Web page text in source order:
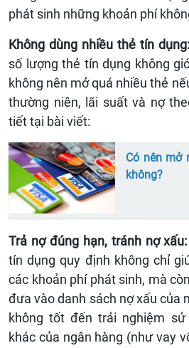
phát sinh những khoản phí
Không dùng nhiều thẻ tín dụng:
số lượng thẻ tín dụng không
không nên mở quá nhiều thẻ
thường niên, lãi suất và nợ
tiết tại bài viết:
Có nên mở
không?
Trả nợ đúng hạn, tránh nợ
tín dụng quy định không chỉ
các khoản phí phát sinh, mà
đưa vào danh sách nợ xấu của
không tốt đến trải nghiệm
khác của ngân hàng (như vay